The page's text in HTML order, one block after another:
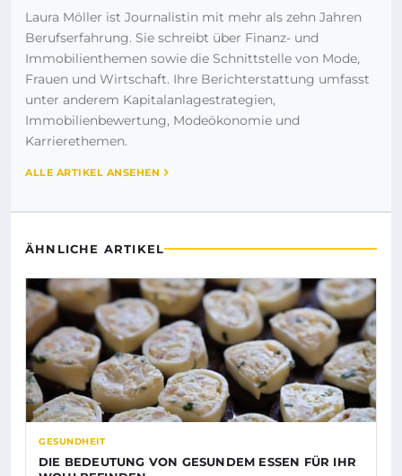
Laura Möller ist Journalistin mit mehr als zehn Jahren
Berufserfahrung. Sie schreibt über Finanz- und
Immobilienthemen sowie die Schnittstelle von Mode,
Frauen und Wirtschaft. Ihre Berichterstattung umfasst
unter anderem Kapitalanlagestrategien,
Immobilienbewertung, Modeökonomie und
Karrierethemen.
ALLE ARTIKEL ANSEHEN
ÄHNLICHE ARTIKEL
GESUNDHEIT
DIE BEDEUTUNG VON GESUNDEM ESSEN FÜR IHR